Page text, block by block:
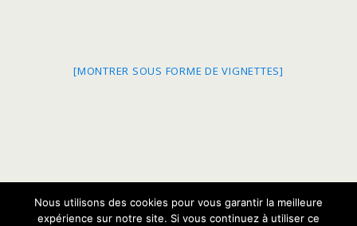
[MONTRER SOUS FORME DE VIGNETTES]
Retour au début
Nous utilisons des cookies pour vous garantir la meilleure
expérience sur notre site. Si vous continuez à utiliser ce